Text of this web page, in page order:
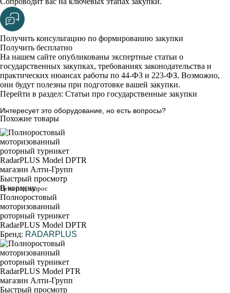
Получить консультацию по формированию закупки
Получить бесплатно
На нашем сайте опубликованы экспертные статьи о
государственных закупках, требованиях законодательства и
практических нюансах работы по 44-ФЗ и 223-ФЗ. Возможно,
они будут полезны при подготовке вашей закупки.
Перейти в раздел: Статьи про государственные закупки
Интересует это оборудование, но есть вопросы?
Похожие товары
Быстрый просмотр
В корзину
Цена под запрос
Полноростовый
моторизованный
роторный турникет
RadarPLUS Model DPTR
Бренд: RADARPLUS
Быстрый просмотр